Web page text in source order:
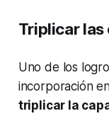
Triplicar las
Uno de los
incorporación
triplicar la